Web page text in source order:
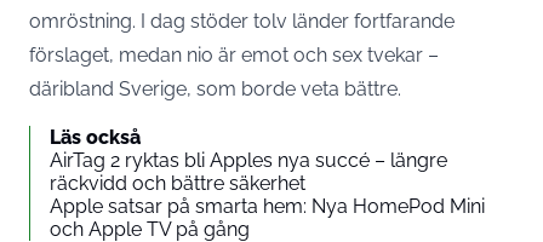
omröstning. I dag stöder tolv länder fortfarande
förslaget, medan nio är emot och sex tvekar –
däribland Sverige, som borde veta bättre.
Läs också
AirTag 2 ryktas bli Apples nya succé – längre
räckvidd och bättre säkerhet
Apple satsar på smarta hem: Nya HomePod Mini
och Apple TV på gång